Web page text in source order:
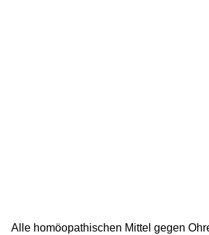
Alle homöopathischen Mittel gegen